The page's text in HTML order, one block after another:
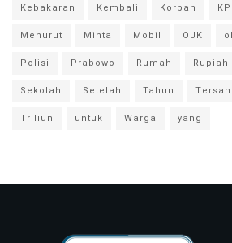
Kebakaran
Kembali Korban
Menurut
Minta Mobil OJK
Polisi
Prabowo Rumah Rupiah
Sekolah
Setelah Tahun
Triliun
untuk Warga yang